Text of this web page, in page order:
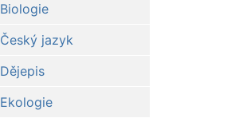
Biologie
Český jazyk
Dějepis
Ekologie